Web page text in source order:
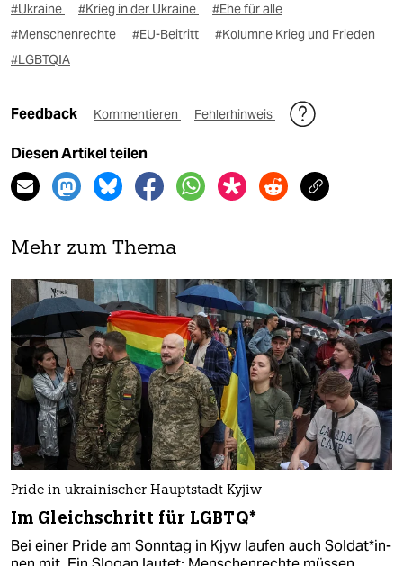
#Ukraine #Krieg in der Ukraine
#Ehe für alle
#Menschenrechte
#EU-Beitritt
#Kolumne Krieg und Frieden
#LGBTQIA
Feedback Kommentieren Fehlerhinweis
Diesen Artikel teilen
Mehr zum Thema
Pride in ukrainischer Hauptstadt Kyjiw
Im Gleichschritt für LGBTQ*
Bei einer Pride am Sonntag in Kjyw laufen auch Sol­da­t*in­